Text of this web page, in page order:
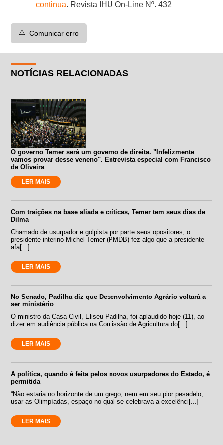
continua. Revista IHU On-Line Nº. 432
⚠️ Comunicar erro
NOTÍCIAS RELACIONADAS
O governo Temer será um governo de direita. "Infelizmente
vamos provar desse veneno". Entrevista especial com Francisco
de Oliveira
LER MAIS
Com traições na base aliada e críticas, Temer tem seus dias de
Dilma
Chamado de usurpador e golpista por parte seus opositores, o
presidente interino Michel Temer (PMDB) fez algo que a presidente
afa[...]
LER MAIS
No Senado, Padilha diz que Desenvolvimento Agrário voltará a
ser ministério
O ministro da Casa Civil, Eliseu Padilha, foi aplaudido hoje (11), ao
dizer em audiência pública na Comissão de Agricultura do[...]
LER MAIS
A política, quando é feita pelos novos usurpadores do Estado, é
permitida
“Não estaria no horizonte de um grego, nem em seu pior pesadelo,
usar as Olimpíadas, espaço no qual se celebrava a excelênci[...]
LER MAIS